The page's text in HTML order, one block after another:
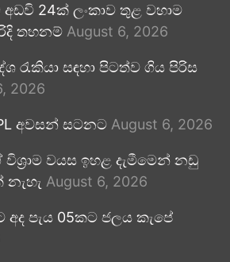
24ක් ලංකාව තුළ වහාම
තහනම් August 6, 2026
රැකියා සඳහා පිටත්ව ගිය පිරිස
2026
අවසන් සටනට August 6, 2026
වයස ඉහළ දැමීමෙන් නඩු
නැහැ August 6, 2026
අද පැය 05කට ජලය කැපේ